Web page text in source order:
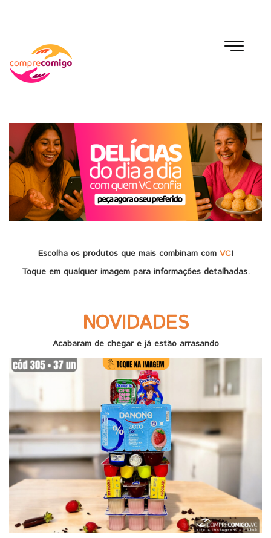
Escolha os produtos que mais combinam com VC!
Toque em qualquer imagem para informações detalhadas.
NOVIDADES
Acabaram de chegar e já estão arrasando